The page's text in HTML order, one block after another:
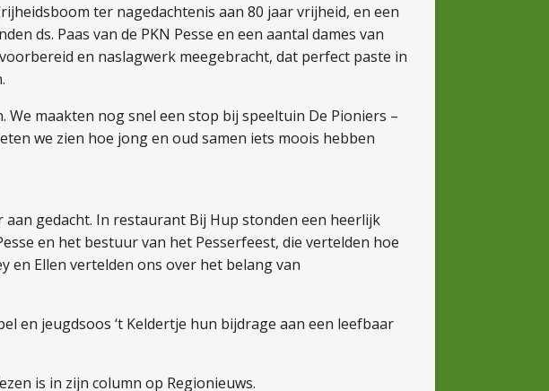
ter nagedachtenis aan 80 jaar vrijheid, en een
ds. Paas van de PKN Pesse en een aantal dames van
en naslagwerk meegebracht, dat perfect paste in
maakten nog snel een stop bij speeltuin De Pioniers –
we zien hoe jong en oud samen iets moois hebben
gedacht. In restaurant Bij Hup stonden een heerlijk
en het bestuur van het Pesserfeest, die vertelden hoe
en Ellen vertelden ons over het belang van
en jeugdsoos ‘t Keldertje hun bijdrage aan een leefbaar
is in zijn column op Regionieuws.